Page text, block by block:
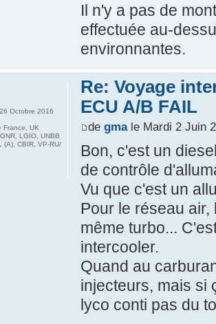
Il n'y a pas de
effectuée au-
environnantes.
Re: Voyage
ECU A/B FAIL
de gmale Mardi 2 Juin
Bon, c'est un
de contrôle
Vu que c'est un
Pour le réseau
même turbo...
intercooler.
Quand au
injecteurs, mais si
lyco conti pas du
Octobre 2016
France, UK
LGIO, UNBB
(A), CBIR, VP-RU/